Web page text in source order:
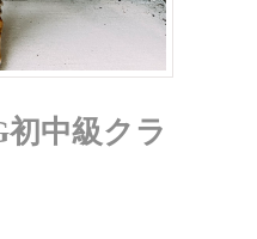
中級クラ